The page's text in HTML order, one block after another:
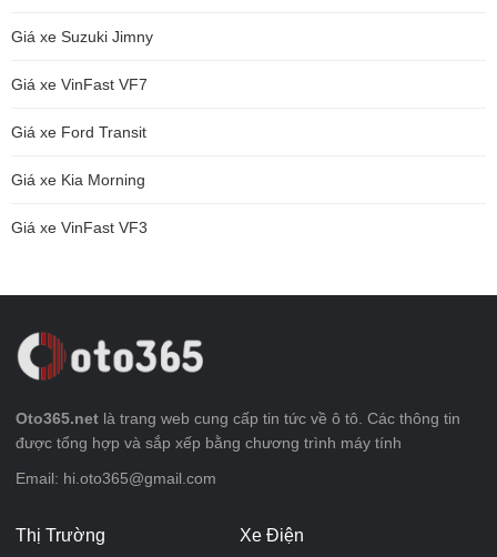
Giá xe Suzuki Jimny
Giá xe VinFast VF7
Giá xe Ford Transit
Giá xe Kia Morning
Giá xe VinFast VF3
Oto365.net là trang web cung cấp tin tức về ô tô. Các thông tin
được tổng hợp và sắp xếp bằng chương trình máy tính
Email: hi.oto365@gmail.com
Thị Trường Xe Điện